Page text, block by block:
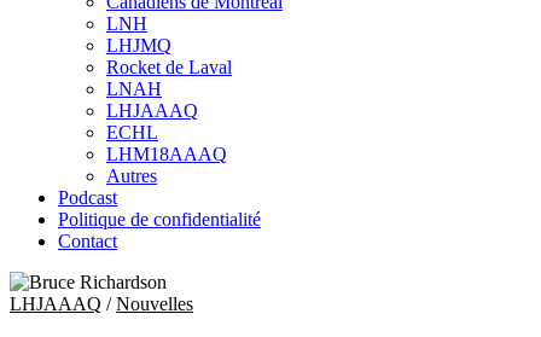
sub
menu
LNH
LHJMQ
Rocket de Laval
LNAH
LHJAAAQ
ECHL
LHM18AAAQ
Autres
Podcast
Politique de confidentialité
Contact
LHJAAAQ /Nouvelles